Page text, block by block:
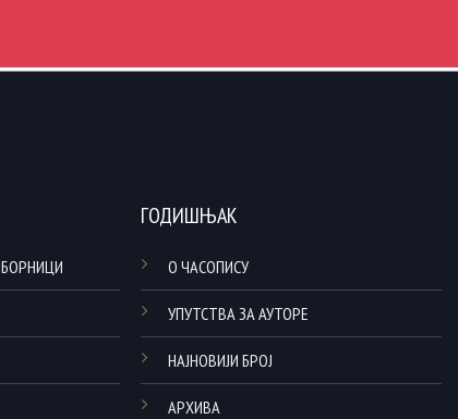
ГОДИШЊАК
О ЧАСОПИСУ
УПУТСТВА ЗА АУТОРЕ
НАЈНОВИЈИ БРОЈ
АРХИВА